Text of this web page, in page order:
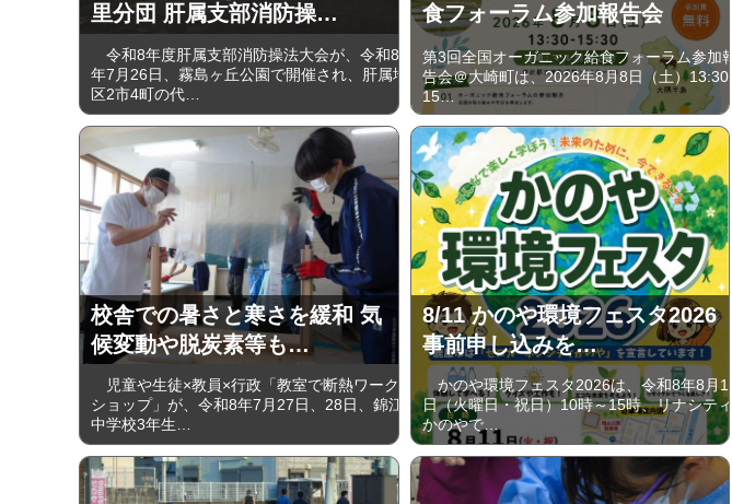
里分団 肝属支部消防操…
令和8年度肝属支部消防操法大会が、令和8
年7月26日、霧島ヶ丘公園で開催され、肝属地
区2市4町の代…
食フォーラム参加報告会
第3回全国オーガニック給食フォーラム参加報
告会＠大崎町は、2026年8月8日（土）13:30-
15…
校舎での暑さと寒さを緩和 気
候変動や脱炭素等も…
児童や生徒×教員×行政「教室で断熱ワーク
ショップ」が、令和8年7月27日、28日、錦江
中学校3年生…
8/11 かのや環境フェスタ2026
事前申し込みを…
かのや環境フェスタ2026は、令和8年8月11
日（火曜日・祝日）10時～15時、リナシティ
かのやで…